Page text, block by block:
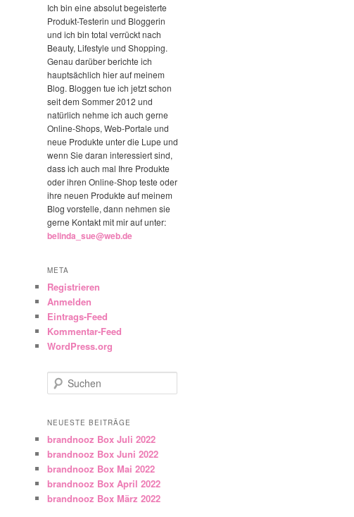
Ich bin eine absolut begeisterte
Produkt-Testerin und Bloggerin
und ich bin total verrückt nach
Beauty, Lifestyle und Shopping.
Genau darüber berichte ich
hauptsächlich hier auf meinem
Blog. Bloggen tue ich jetzt schon
seit dem Sommer 2012 und
natürlich nehme ich auch gerne
Online-Shops, Web-Portale und
neue Produkte unter die Lupe und
wenn Sie daran interessiert sind,
dass ich auch mal Ihre Produkte
oder ihren Online-Shop teste oder
ihre neuen Produkte auf meinem
Blog vorstelle, dann nehmen sie
gerne Kontakt mit mir auf unter:
belinda_sue@web.de
META
Registrieren
Anmelden
Eintrags-Feed
Kommentar-Feed
WordPress.org
Suchen
NEUESTE BEITRÄGE
brandnooz Box Juli 2022
brandnooz Box Juni 2022
brandnooz Box Mai 2022
brandnooz Box April 2022
brandnooz Box März 2022